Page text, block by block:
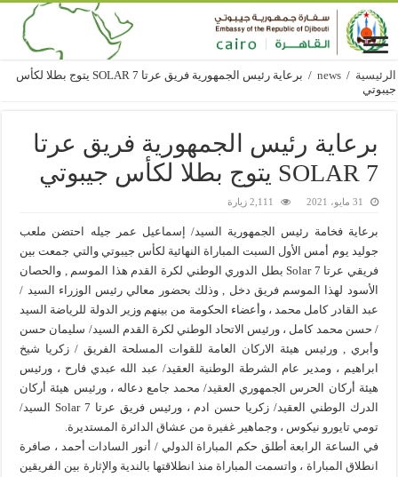
الرئيسية /
news
/
برعاية رئيس الجمهورية فريق عرتا 7 SOLAR يتوج بطلا لكأس
جيبوتي
برعاية رئيس الجمهورية فريق عرتا
7 SOLAR يتوج بطلا لكأس جيبوتي
31 مايو، 2021 2,111 زيارة
برعاية فخامة رئيس الجمهورية السيد/ إسماعيل عمر جيله احتضن ملعب
جوليد يوم أمس الأول السبت المباراة النهائية لكأس جيبوتي والتي جمعت بين
فريقي عرتا 7 Solar بطل الدوري الوطني لكرة القدم هذا الموسم , والحصان
الأسود لهذا الموسم فريق دخل , وذلك بحضور معالي رئيس الوزراء السيد /
عبد القادر كامل محمد ، وأعضاء الحكومة من بينهم وزير الدولة للرياضة السيد
/ حسن محمد كامل ، ورئيس الاتحاد الوطني لكرة القدم السيد/ سليمان حسن
وأبري , ورئيس هيئة الاركان العامة للقوات المسلحة الفريق / زكريا شيخ
ابراهيم ، ومدير عام الشرطة الوطنية العقيد/ عبد الله عبدي فارح ، ورئيس
هيئة أركان الحرس الجمهوري العقيد/ محمد جامع دعاله ، ورئيس هيئة أركان
الدرك الوطني العقيد/ زكريا حسن ادم ، ورئيس فريق عرتا Solar 7 السيد/
تومي تايورو نيكوس ، وجماهير غفيرة من عشاق الدائرة المستديرة.
في الساعة الرابعة أطلق حكم المباراة الدولي / أنور السادات أحمد ، صافرة
انطلاق المباراة ، واتسمت المباراة منذ انطلاقتها بالندية والإثارة بين الفريقين